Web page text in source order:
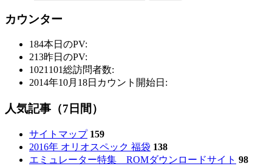
カウンター
184本日のPV:
213昨日のPV:
1021101総訪問者数:
2014年10月18日 カウント開始日:
人気記事（7日間）
サイトマップ 159
2016年 オリオスペック 福袋 138
エミュレーター特集 ROMダウンロードサイト 98